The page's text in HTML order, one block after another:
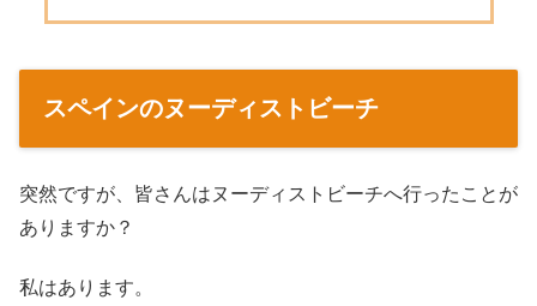
スペインのヌーディストビーチ
突然ですが、皆さんはヌーディストビーチへ行ったことが
ありますか？
私はあります。